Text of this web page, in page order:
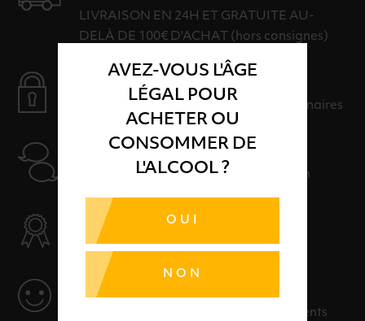
AVEZ-VOUS L'ÂGE
LÉGAL POUR
ACHETER OU
CONSOMMER DE
L'ALCOOL ?
OUI
NON
LIVRAISON EN 24H ET GRATUITE AU-
DELÀ DE 100€ D'ACHAT (hors consignes)
PAIEMENT SÉCURISÉ
Payer en toute sérénité avec nos partenaires
AIDE
Nos conseillers sont à votre disposition
SÉLECTION & QUALITÉ
Des produits sélectionnés avec soins
SERVICE
Des solutions adaptées à vos événements